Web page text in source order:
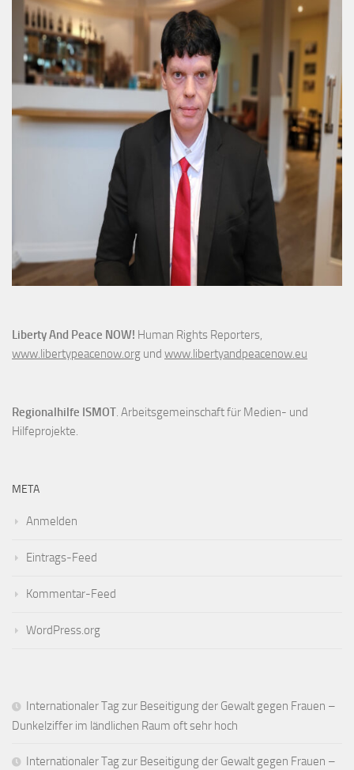
Liberty And Peace NOW! Human Rights Reporters,
www.libertypeacenow.org und www.libertyandpeacenow.eu
Regionalhilfe ISMOT. Arbeitsgemeinschaft für Medien- und
Hilfeprojekte.
META
Anmelden
Eintrags-Feed
Kommentar-Feed
WordPress.org
Internationaler Tag zur Beseitigung der Gewalt gegen Frauen –
Dunkelziffer im ländlichen Raum oft sehr hoch
Internationaler Tag zur Beseitigung der Gewalt gegen Frauen –